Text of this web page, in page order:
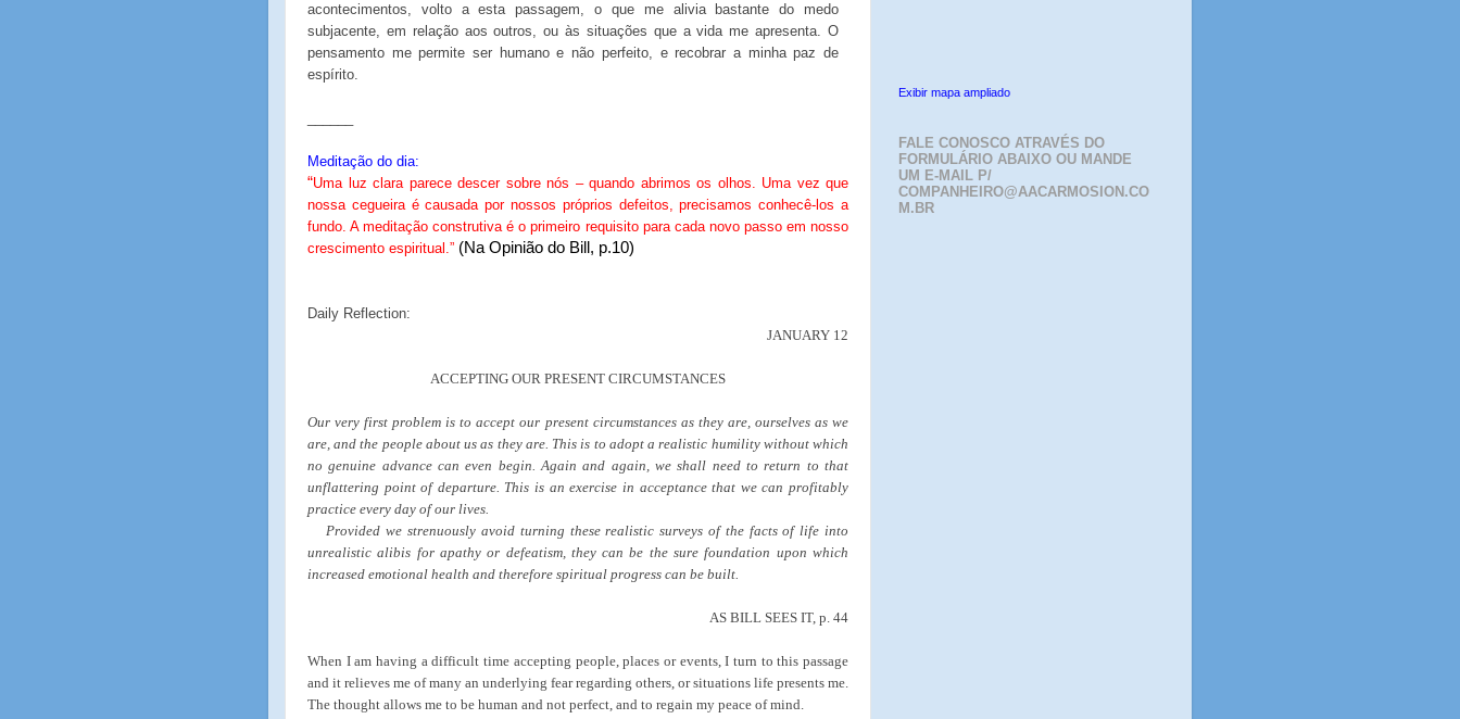
acontecimentos, volto a esta passagem, o que me alivia bastante do medo
subjacente, em relação aos outros, ou às situações que a vida me apresenta. O
pensamento me permite ser humano e não perfeito, e recobrar a minha paz de
espírito.
Meditação do dia:
“Uma luz clara parece descer sobre nós – quando abrimos os olhos. Uma vez que
nossa cegueira é causada por nossos próprios defeitos, precisamos conhecê-los a
fundo. A meditação construtiva é o primeiro requisito para cada novo passo em nosso
crescimento espiritual.” (Na Opinião do Bill, p.10)
Daily Reflection:
JANUARY 12
ACCEPTING OUR PRESENT CIRCUMSTANCES
Our very first problem is to accept our present circumstances as they are, ourselves as we
are, and the people about us as they are. This is to adopt a realistic humility without which
no genuine advance can even begin. Again and again, we shall need to return to that
unflattering point of departure. This is an exercise in acceptance that we can profitably
practice every day of our lives.
Provided we strenuously avoid turning these realistic surveys of the facts of life into
unrealistic alibis for apathy or defeatism, they can be the sure foundation upon which
increased emotional health and therefore spiritual progress can be built.
AS BILL SEES IT, p. 44
When I am having a difficult time accepting people, places or events, I turn to this passage
and it relieves me of many an underlying fear regarding others, or situations life presents me.
The thought allows me to be human and not perfect, and to regain my peace of mind.
Exibir mapa ampliado
FALE CONOSCO ATRAVÉS DO
FORMULÁRIO ABAIXO OU MANDE
UM E-MAIL P/
COMPANHEIRO@AACARMOSION.CO
M.BR